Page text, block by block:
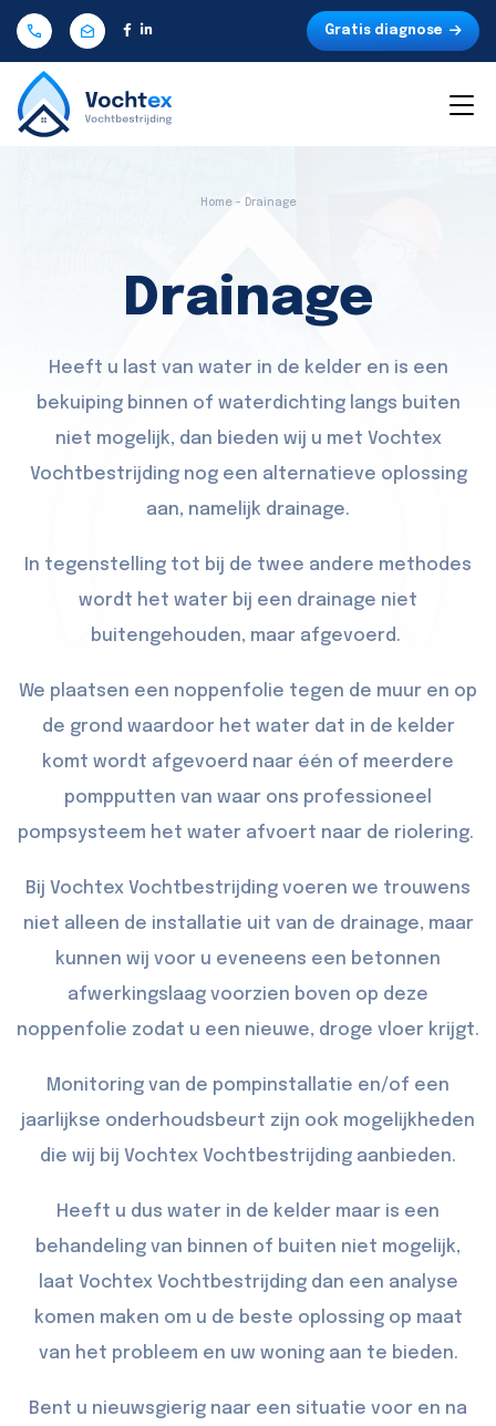
Gratis diagnose
Home - Drainage
Drainage
Heeft u last van water in de kelder en is een
bekuiping binnen of waterdichting langs buiten
niet mogelijk, dan bieden wij u met Vochtex
Vochtbestrijding nog een alternatieve oplossing
aan, namelijk drainage.
In tegenstelling tot bij de twee andere methodes
wordt het water bij een drainage niet
buitengehouden, maar afgevoerd.
We plaatsen een noppenfolie tegen de muur en op
de grond waardoor het water dat in de kelder
komt wordt afgevoerd naar één of meerdere
pompputten van waar ons professioneel
pompsysteem het water afvoert naar de riolering.
Bij Vochtex Vochtbestrijding voeren we trouwens
niet alleen de installatie uit van de drainage, maar
kunnen wij voor u eveneens een betonnen
afwerkingslaag voorzien boven op deze
noppenfolie zodat u een nieuwe, droge vloer krijgt.
Monitoring van de pompinstallatie en/of een
jaarlijkse onderhoudsbeurt zijn ook mogelijkheden
die wij bij Vochtex Vochtbestrijding aanbieden.
Heeft u dus water in de kelder maar is een
behandeling van binnen of buiten niet mogelijk,
laat Vochtex Vochtbestrijding dan een analyse
komen maken om u de beste oplossing op maat
van het probleem en uw woning aan te bieden.
Bent u nieuwsgierig naar een situatie voor en na